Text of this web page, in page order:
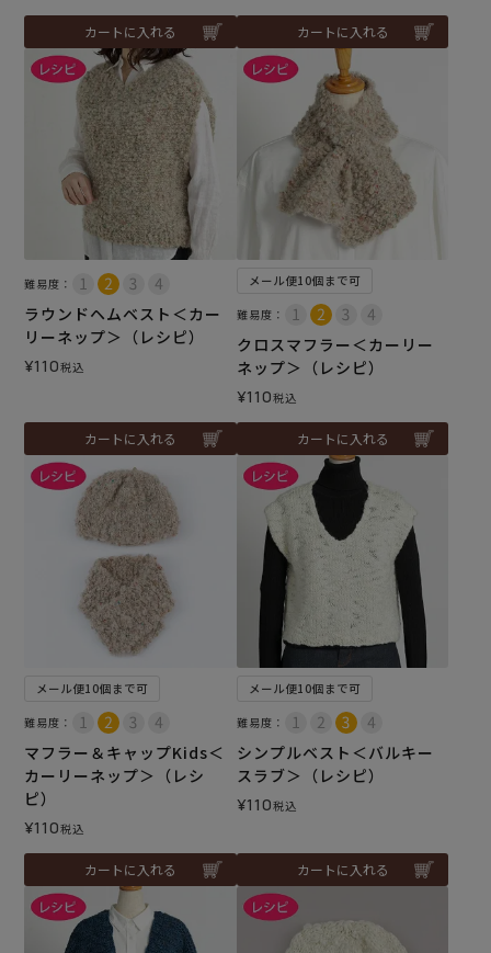
カートに入れる カートに入れる
難易度：
ラウンドヘムベスト＜カー
リーネップ＞（レシピ）
¥110税込
カートに入れる
メール便10個まで可
難易度：
クロスマフラー＜カーリー
ネップ＞（レシピ）
¥110税込
カートに入れる
メール便10個まで可
難易度：
マフラー＆キャップKids＜
カーリーネップ＞（レシ
ピ）
¥110税込
カートに入れる
メール便10個まで可
難易度：
シンプルベスト＜バルキー
スラブ＞（レシピ）
¥110税込
カートに入れる